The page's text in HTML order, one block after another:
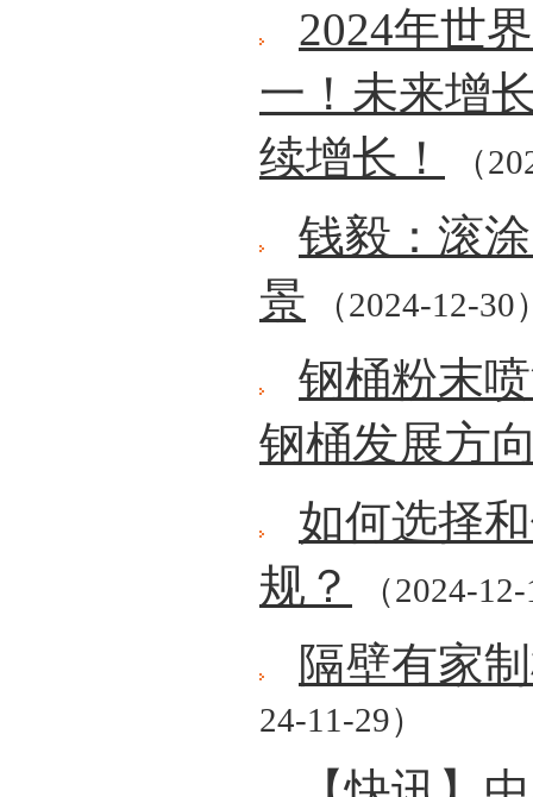
2024年世
一！未来增
续增长！
（
钱毅：滚
景 （2024-12-30
钢桶粉末
钢桶发展方
如何选择
规？
（2024-
隔壁有家
24-11-29）